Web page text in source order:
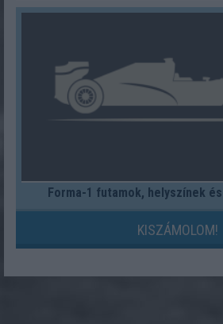
Forma-1 futamok, helyszínek
KISZÁMOLOM!